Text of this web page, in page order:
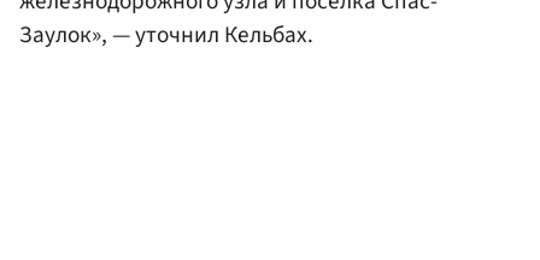
Заулок», — уточнил Кельбах.